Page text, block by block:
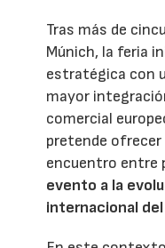
Tras más de
Múnich, la feria
estratégica con
mayor
comercial
pretende ofrecer
encuentro entre
evento a la
internacional